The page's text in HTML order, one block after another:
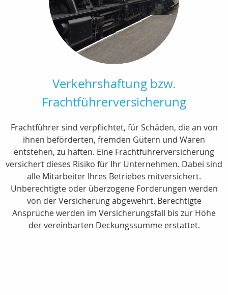
Verkehrshaftung bzw.
Frachtführerversicherung
Frachtführer sind verpflichtet, für Schäden, die an von
ihnen beförderten, fremden Gütern und Waren
entstehen, zu haften. Eine Frachtführerversicherung
versichert dieses Risiko für Ihr Unternehmen. Dabei sind
alle Mitarbeiter Ihres Betriebes mitversichert.
Unberechtigte oder überzogene Forderungen werden
von der Versicherung abgewehrt. Berechtigte
Ansprüche werden im Versicherungsfall bis zur Höhe
der vereinbarten Deckungssumme erstattet.